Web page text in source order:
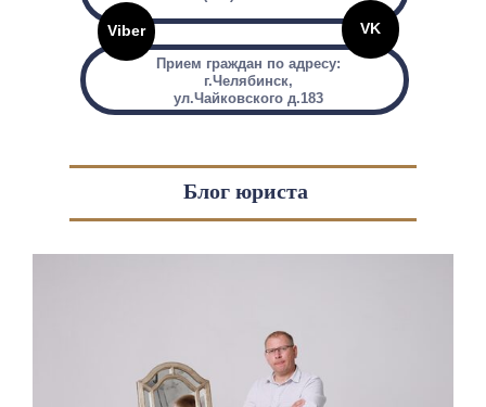
Прием граждан по адресу:
г.Челябинск,
ул.Чайковского д.183
VK
Viber
Блог юриста